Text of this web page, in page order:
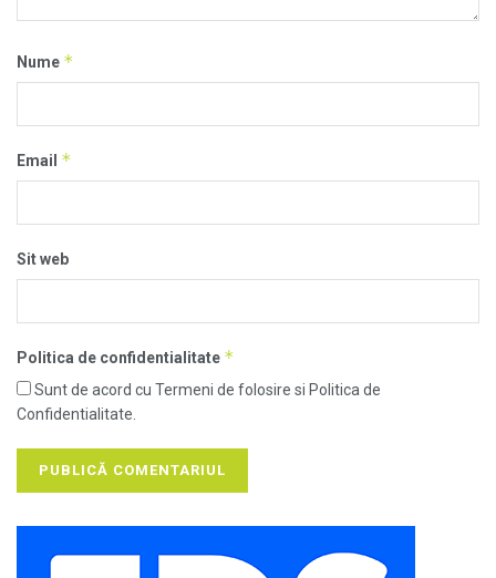
Nume *
Email *
Sit web
Politica de confidentialitate *
Sunt de acord cu Termeni de folosire si Politica de
Confidentialitate.